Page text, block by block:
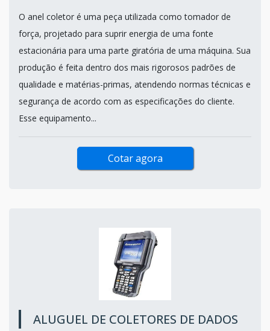
O anel coletor é uma peça utilizada como tomador de
força, projetado para suprir energia de uma fonte
estacionária para uma parte giratória de uma máquina. Sua
produção é feita dentro dos mais rigorosos padrões de
qualidade e matérias-primas, atendendo normas técnicas e
segurança de acordo com as especificações do cliente.
Esse equipamento...
Cotar agora
ALUGUEL DE COLETORES DE DADOS